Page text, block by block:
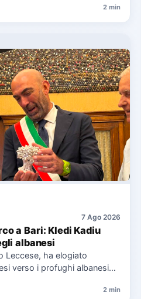
2 min
7 Ago 2026
a Bari: Kledi Kadiu
albanesi
Leccese, ha elogiato
verso i profughi albanesi
2 min